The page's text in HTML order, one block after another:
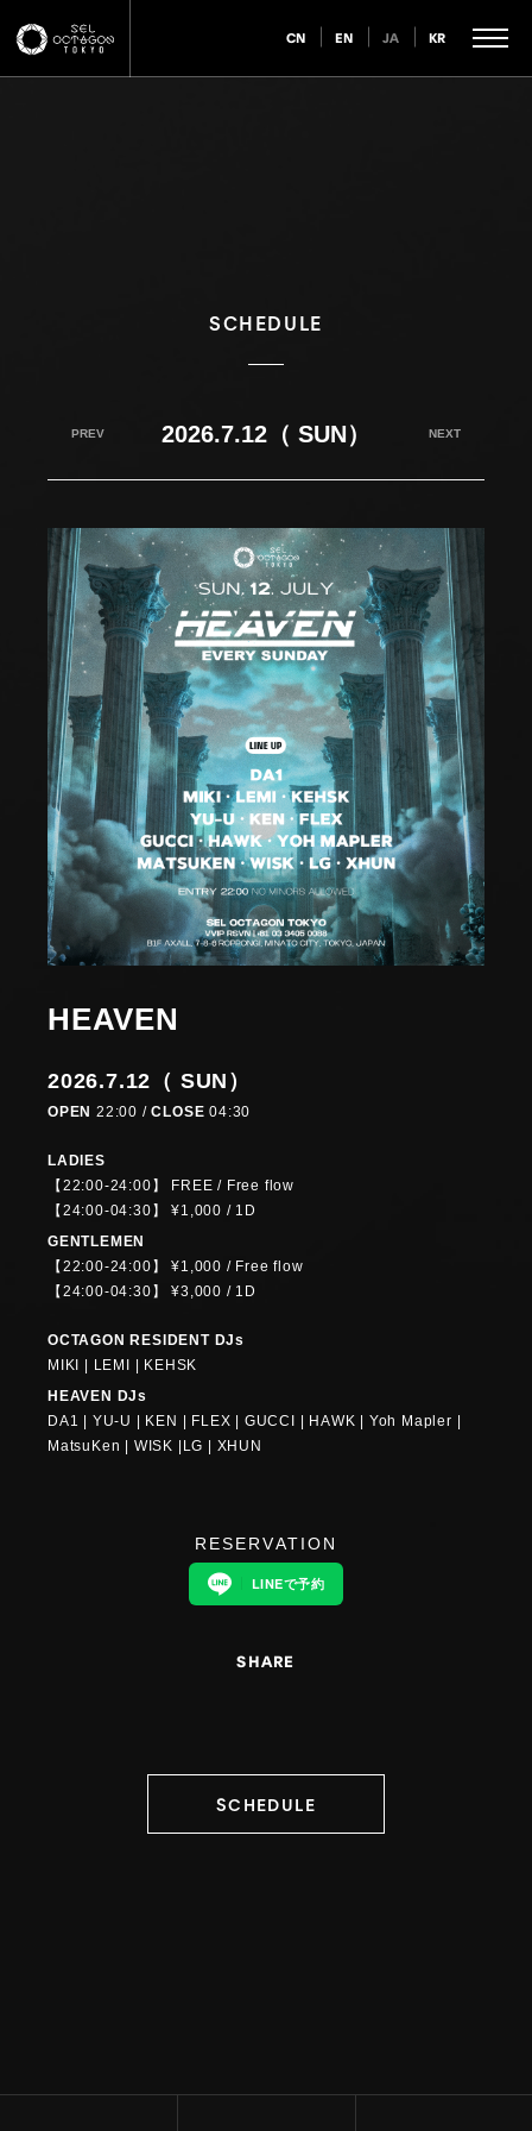
CN EN JA KR
SCHEDULE
PREV 2026.7.12（ SUN） NEXT
HEAVEN
2026.7.12（ SUN）
OPEN 22:00 /CLOSE 04:30
LADIES
【22:00-24:00】 FREE / Free flow
【24:00-04:30】 ¥1,000 / 1D
GENTLEMEN
【22:00-24:00】 ¥1,000 / Free flow
【24:00-04:30】 ¥3,000 / 1D
OCTAGON RESIDENT DJs
MIKI | LEMI | KEHSK
HEAVEN DJs
DA1 | YU-U | KEN | FLEX | GUCCI | HAWK | Yoh Mapler |
MatsuKen | WISK |LG | XHUN
RESERVATION
LINEで予約
SHARE
SCHEDULE